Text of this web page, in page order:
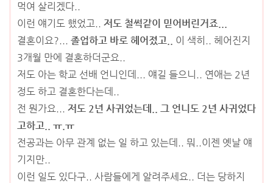
먹여 살리겠다..
이런 얘기도 했었고.. 저도 철썩같이 믿어버린거죠...
결혼이요?... 졸업하고 바로 헤어졌고.. 이 색히.. 헤어진지
3개월 만에 결혼하더군요..
저도 아는 학교 선배 언니인데... 얘길 들으니.. 연애는 2년
정도 하고 결혼한다는데..
전 뭔가요... 저도 2년 사귀었는데.. 그 언니도 2년 사귀었다
고하고.. ㅠ.ㅠ
전공과는 아무 관계 없는 일 하고 있는데.. 뭐..이젠 옛날 얘
기지만..
이런 일도 있다구.. 사람들에게 알려주세요.. 더는 당하지